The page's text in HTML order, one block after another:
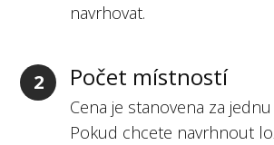
navrhovat.
2 Počet místností
Cena je stanovena za
Pokud chcete navrhnout